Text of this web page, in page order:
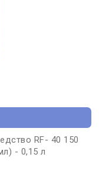
RF- 40 150
- 0,15 л